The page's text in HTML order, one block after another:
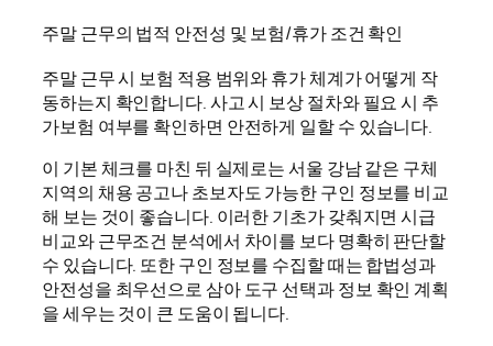
주말 근무의 법적 안전성 및 보험/휴가 조건 확인
주말 근무 시 보험 적용 범위와 휴가 체계가 어떻게 작
동하는지 확인합니다. 사고 시 보상 절차와 필요 시 추
가보험 여부를 확인하면 안전하게 일할 수 있습니다.
이 기본 체크를 마친 뒤 실제로는 서울 강남 같은 구체
지역의 채용 공고나 초보자도 가능한 구인 정보를 비교
해 보는 것이 좋습니다. 이러한 기초가 갖춰지면 시급
비교와 근무조건 분석에서 차이를 보다 명확히 판단할
수 있습니다. 또한 구인 정보를 수집할 때는 합법성과
안전성을 최우선으로 삼아 도구 선택과 정보 확인 계획
을 세우는 것이 큰 도움이 됩니다.